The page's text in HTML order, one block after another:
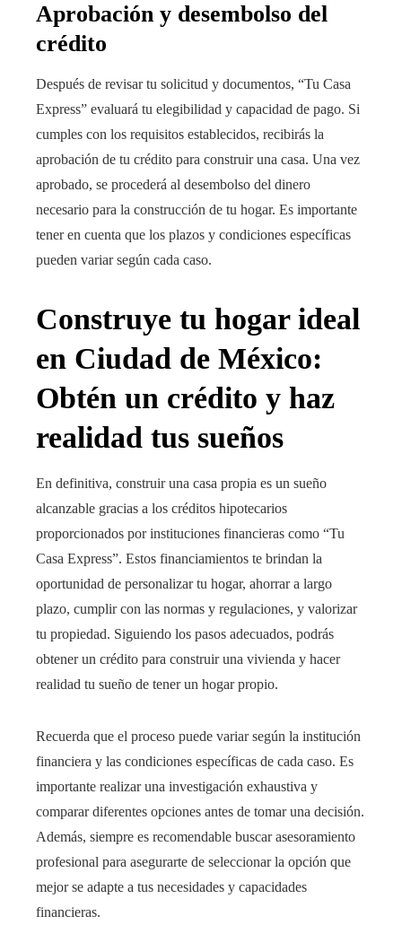
Aprobación y desembolso del
crédito
Después de revisar tu solicitud y documentos, “Tu Casa
Express” evaluará tu elegibilidad y capacidad de pago. Si
cumples con los requisitos establecidos, recibirás la
aprobación de tu crédito para construir una casa. Una vez
aprobado, se procederá al desembolso del dinero
necesario para la construcción de tu hogar. Es importante
tener en cuenta que los plazos y condiciones específicas
pueden variar según cada caso.
Construye tu hogar ideal
en Ciudad de México:
Obtén un crédito y haz
realidad tus sueños
En definitiva, construir una casa propia es un sueño
alcanzable gracias a los créditos hipotecarios
proporcionados por instituciones financieras como “Tu
Casa Express”. Estos financiamientos te brindan la
oportunidad de personalizar tu hogar, ahorrar a largo
plazo, cumplir con las normas y regulaciones, y valorizar
tu propiedad. Siguiendo los pasos adecuados, podrás
obtener un crédito para construir una vivienda y hacer
realidad tu sueño de tener un hogar propio.
Recuerda que el proceso puede variar según la institución
financiera y las condiciones específicas de cada caso. Es
importante realizar una investigación exhaustiva y
comparar diferentes opciones antes de tomar una decisión.
Además, siempre es recomendable buscar asesoramiento
profesional para asegurarte de seleccionar la opción que
mejor se adapte a tus necesidades y capacidades
financieras.